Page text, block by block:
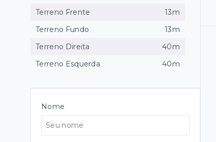
Terreno Frente
13m
Terreno Fundo
13m
Terreno Direita
40m
Terreno Esquerda
40m
Nome